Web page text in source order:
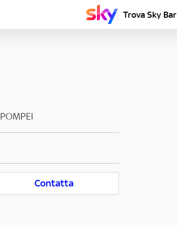
Trova Sky Bar
POMPEI
Contatta